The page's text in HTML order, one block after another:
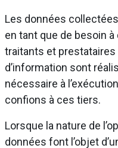
Les données
en tant que de besoin
traitants et prestataires
d’information sont
nécessaire à
confions à ces tiers.
Lorsque la nature de
données font l’objet